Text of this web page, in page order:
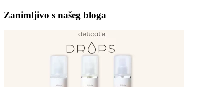
Zanimljivo s našeg bloga